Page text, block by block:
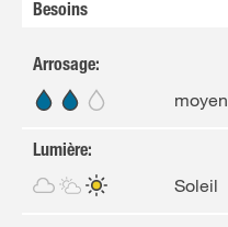
Besoins
Arrosage:
moyen
Lumière:
Soleil